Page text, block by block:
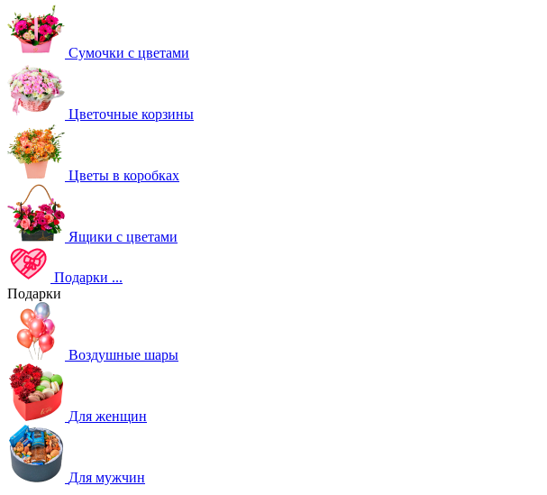
Сумочки с цветами
Цветочные корзины
Цветы в коробках
Ящики с цветами
Подарки ...
Подарки
Воздушные шары
Для женщин
Для мужчин